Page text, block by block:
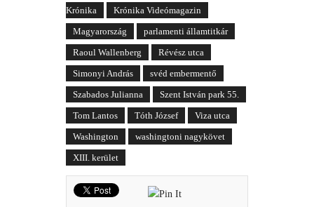
Krónika
Krónika Videómagazin
Magyarország
parlamenti államtitkár
Raoul Wallenberg
Révész utca
Simonyi András
svéd embermentő
Szabados Julianna
Szent István park 55.
Tom Lantos
Tóth József
Viza utca
Washington
washingtoni nagykövet
XIII. kerület